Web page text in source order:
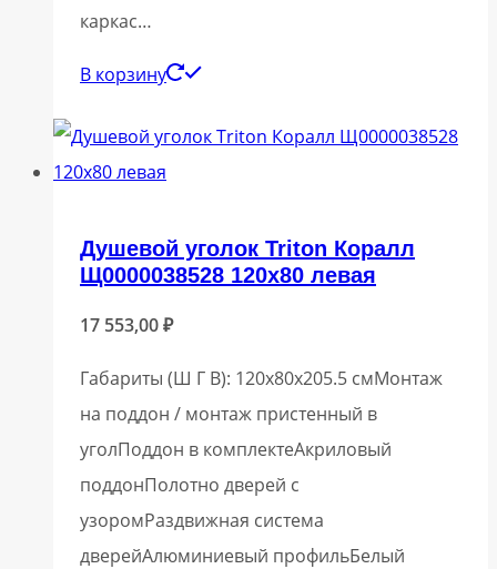
каркас…
В корзину
Душевой уголок Triton Коралл
Щ0000038528 120х80 левая
17 553,00₽
Габариты (Ш Г В): 120x80x205.5 смМонтаж
на поддон / монтаж пристенный в
уголПоддон в комплектеАкриловый
поддонПолотно дверей с
узоромРаздвижная система
дверейАлюминиевый профильБелый